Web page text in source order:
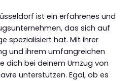
ist ein erfahrenes und
das sich auf
spezialisiert hat. Mit ihrer
und ihrem umfangreichen
dich bei deinem Umzug von
unterstützen. Egal, ob es